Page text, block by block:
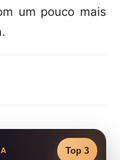
um pouco mais
Top 3